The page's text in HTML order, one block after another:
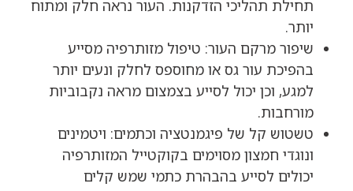
תחילת תהליכי הזדקנות. העור נראה חלק ומתוח
יותר.
שיפור מרקם העור: טיפול מזותרפיה מסייע
בהפיכת עור גס או מחוספס לחלק ונעים יותר
למגע, וכן יכול לסייע בצמצום מראה נקבוביות
מורחבות.
טשטוש קל של פיגמנטציה וכתמים: ויטמינים
ונוגדי חמצון מסוימים בקוקטייל המזותרפיה
יכולים לסייע בהבהרת כתמי שמש קלים